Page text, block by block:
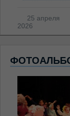
25 апреля
2026